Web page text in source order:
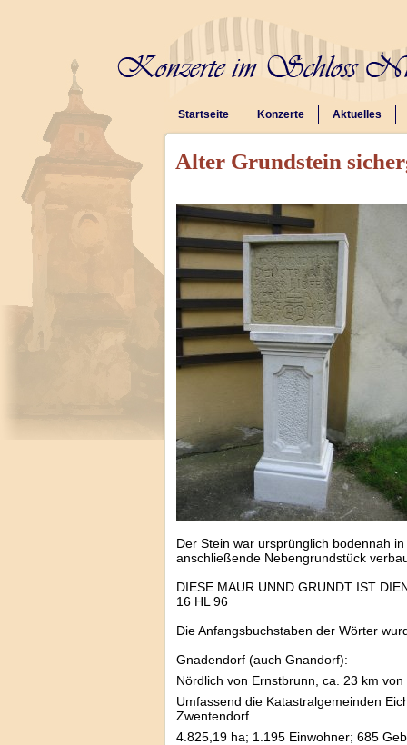
Startseite Konzerte Aktuelles
Alter Grundstein
Der Stein war ursprünglich bodennah
anschließende Nebengrundstück
DIESE MAUR UNND GRUNDT IST
16 HL 96
Die Anfangsbuchstaben der Wörter
Gnadendorf (auch Gnandorf):
Nördlich von Ernstbrunn, ca. 23 km
Umfassend die Katastralgemeinden
Zwentendorf
4.825,19 ha; 1.195 Einwohner; 685